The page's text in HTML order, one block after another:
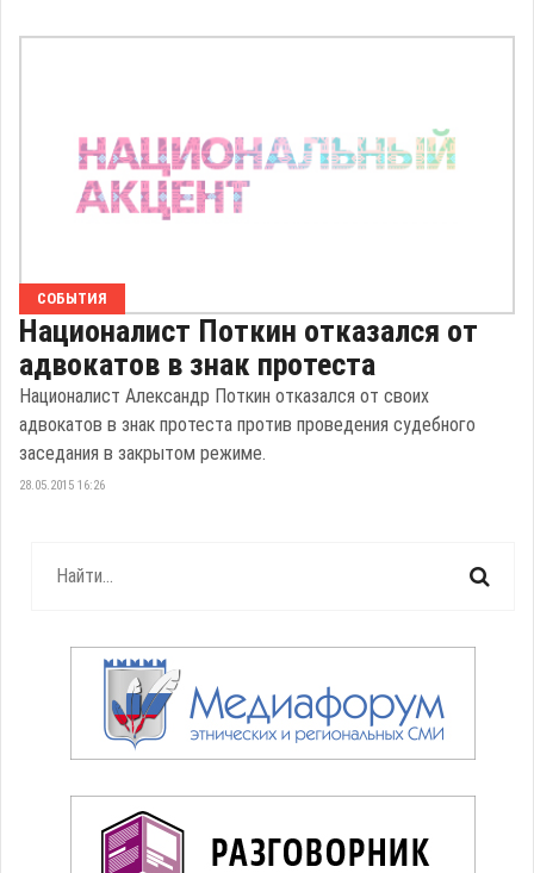
СОБЫТИЯ
Националист Поткин отказался от
адвокатов в знак протеста
Националист Александр Поткин отказался от своих
адвокатов в знак протеста против проведения судебного
заседания в закрытом режиме.
28.05.2015 16:26